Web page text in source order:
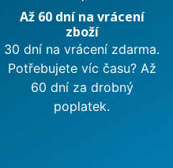
Až 60 dní na vrácení
zboží
30 dní na vrácení zdarma.
Potřebujete víc času? Až
60 dní za drobný
poplatek.